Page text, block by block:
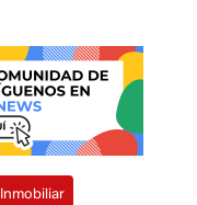
Inmobiliar